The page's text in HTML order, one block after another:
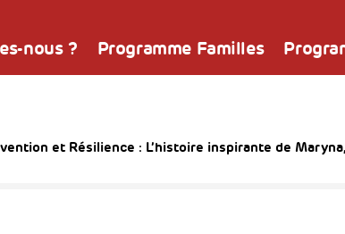
nous ? Programme Familles
et Résilience : L’histoire inspirante de